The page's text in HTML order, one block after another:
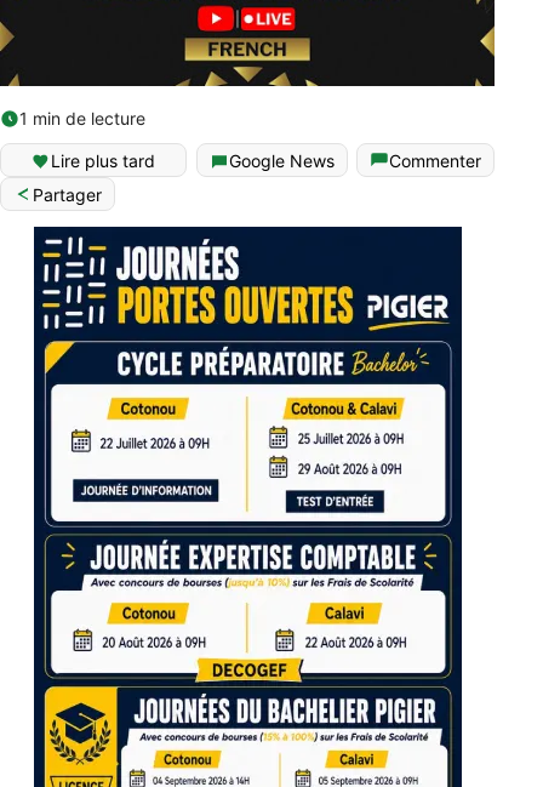
1 min de lecture
Lire plus tard Google News
Commenter
Partager